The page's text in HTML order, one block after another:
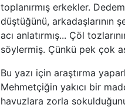
toplanırmış erkekler.
düştüğünü, arkadaşlarının
acı anlatırmış... Çöl
söylermiş. Çünkü pek çok
Bu yazı için araştırma
Mehmetçiğin yakıcı bir
havuzlara zorla